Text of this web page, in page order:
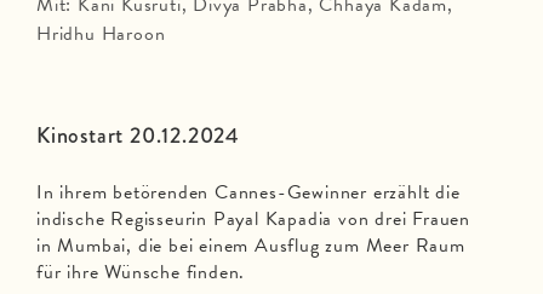
Kinostart 20.12.2024
In ihrem betörenden Cannes-Gewinner erzählt die
indische Regisseurin Payal Kapadia von drei Frauen
in Mumbai, die bei einem Ausflug zum Meer Raum
für ihre Wünsche finden.
Hridhu Haroon